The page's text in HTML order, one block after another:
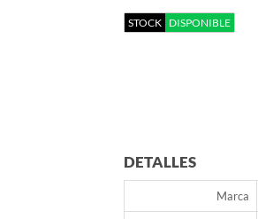
STOCK DISPONIBLE
DETALLES
Marca